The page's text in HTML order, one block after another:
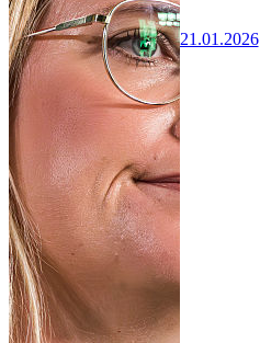
21.01.2026